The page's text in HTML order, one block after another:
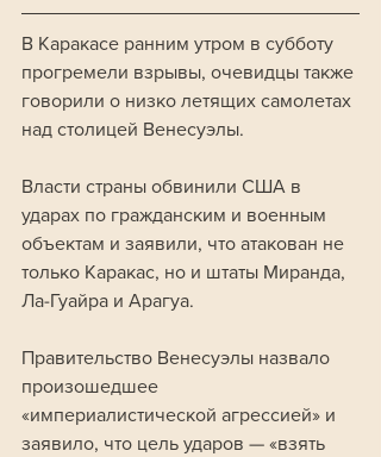
В Каракасе ранним утром в субботу
прогремели взрывы, очевидцы также
говорили о низко летящих самолетах
над столицей Венесуэлы.
Власти страны обвинили США в
ударах по гражданским и военным
объектам и заявили, что атакован не
только Каракас, но и штаты Миранда,
Ла-Гуайра и Арагуа.
Правительство Венесуэлы назвало
произошедшее
«империалистической агрессией» и
заявило, что цель ударов — «взять